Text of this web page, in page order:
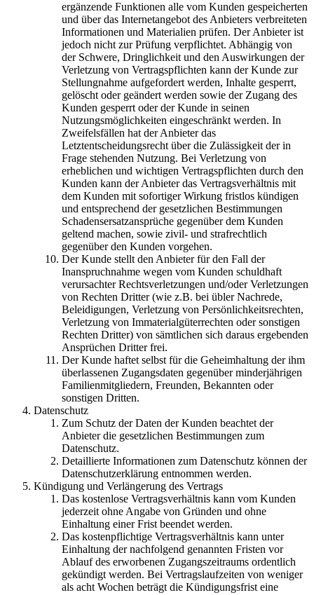
ergänzende Funktionen alle vom Kunden gespeicherten
und über das Internetangebot des Anbieters verbreiteten
Informationen und Materialien prüfen. Der Anbieter ist
jedoch nicht zur Prüfung verpflichtet. Abhängig von
der Schwere, Dringlichkeit und den Auswirkungen der
Verletzung von Vertragspflichten kann der Kunde zur
Stellungnahme aufgefordert werden, Inhalte gesperrt,
gelöscht oder geändert werden sowie der Zugang des
Kunden gesperrt oder der Kunde in seinen
Nutzungsmöglichkeiten eingeschränkt werden. In
Zweifelsfällen hat der Anbieter das
Letztentscheidungsrecht über die Zulässigkeit der in
Frage stehenden Nutzung. Bei Verletzung von
erheblichen und wichtigen Vertragspflichten durch den
Kunden kann der Anbieter das Vertragsverhältnis mit
dem Kunden mit sofortiger Wirkung fristlos kündigen
und entsprechend der gesetzlichen Bestimmungen
Schadensersatzansprüche gegenüber dem Kunden
geltend machen, sowie zivil- und strafrechtlich
gegenüber den Kunden vorgehen.
Der Kunde stellt den Anbieter für den Fall der
Inanspruchnahme wegen vom Kunden schuldhaft
verursachter Rechtsverletzungen und/oder Verletzungen
von Rechten Dritter (wie z.B. bei übler Nachrede,
Beleidigungen, Verletzung von Persönlichkeitsrechten,
Verletzung von Immaterialgüterrechten oder sonstigen
Rechten Dritter) von sämtlichen sich daraus ergebenden
Ansprüchen Dritter frei.
Der Kunde haftet selbst für die Geheimhaltung der ihm
überlassenen Zugangsdaten gegenüber minderjährigen
Familienmitgliedern, Freunden, Bekannten oder
sonstigen Dritten.
Datenschutz
Zum Schutz der Daten der Kunden beachtet der
Anbieter die gesetzlichen Bestimmungen zum
Datenschutz.
Detaillierte Informationen zum Datenschutz können der
Datenschutzerklärung entnommen werden.
Kündigung und Verlängerung des Vertrags
Das kostenlose Vertragsverhältnis kann vom Kunden
jederzeit ohne Angabe von Gründen und ohne
Einhaltung einer Frist beendet werden.
Das kostenpflichtige Vertragsverhältnis kann unter
Einhaltung der nachfolgend genannten Fristen vor
Ablauf des erworbenen Zugangszeitraums ordentlich
gekündigt werden. Bei Vertragslaufzeiten von weniger
als acht Wochen beträgt die Kündigungsfrist eine